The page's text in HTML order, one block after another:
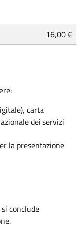
16,00 €
carta
dei servizi
la presentazione
conclude